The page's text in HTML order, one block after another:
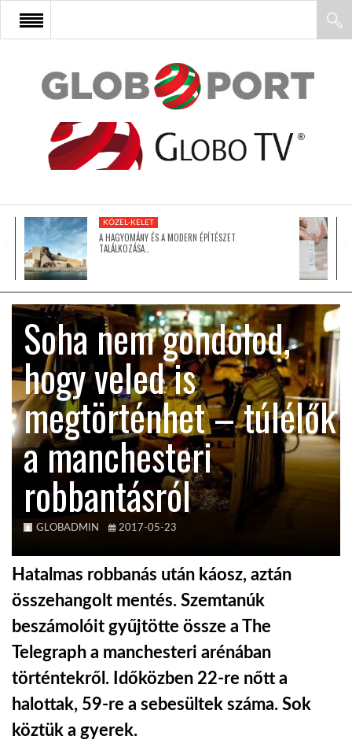
FŐOLDAL
AFRIKA
ÁZSIA
LATIN-AMERIKA
KÖZEL-KELET
AUSZTRÁLIA
HÍR3D
TROPICALMAGAZIN
KÖZEL-KELET
A HAGYOMÁNY ÉS A MODERN ÉPÍTÉSZET
TALÁLKOZÁSA…
Soha nem gondolod,
hogy veled is
megtörténhet – túlélők
a manchesteri
robbantásról
GLOBADMIN 2017-05-23
Hatalmas robbanás után káosz, aztán
összehangolt mentés. Szemtanúk
beszámolóit gyűjtötte össze a The
Telegraph a manchesteri arénában
történtekről. Időközben 22-re nőtt a
halottak, 59-re a sebesültek száma. Sok
köztük a gyerek.